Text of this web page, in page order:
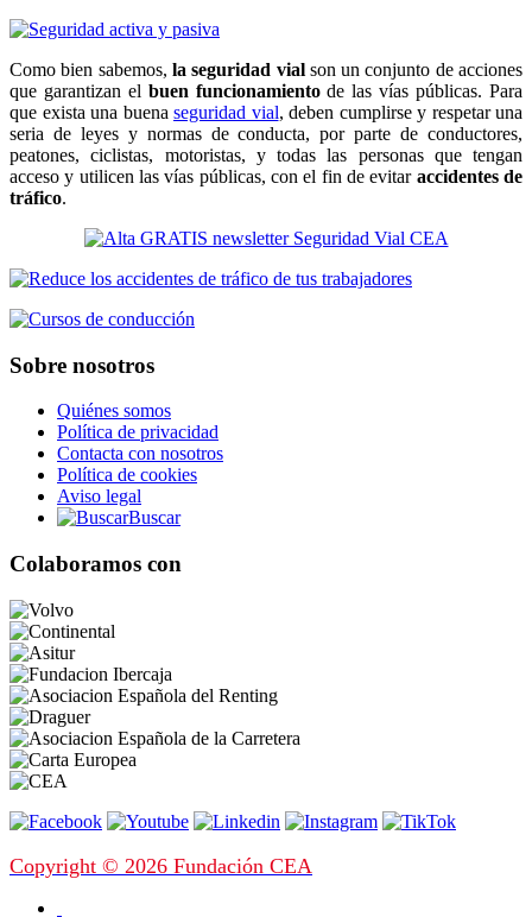
Como bien sabemos, la seguridad vialson un conjunto de acciones
que garantizan el buen funcionamientode las vías públicas. Para
que exista una buena seguridad vial, deben cumplirse y respetar una
seria de leyes y normas de conducta, por parte de conductores,
peatones, ciclistas, motoristas, y todas las personas que tengan
acceso y utilicen las vías públicas, con el fin de evitar accidentes de
tráfico.
Sobre nosotros
Quiénes somos
Política de privacidad
Contacta con nosotros
Política de cookies
Aviso legal
Buscar
Colaboramos con
Copyright © 2026 Fundación CEA